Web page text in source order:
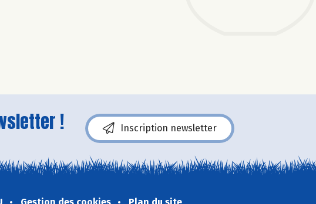
! Inscription newsletter